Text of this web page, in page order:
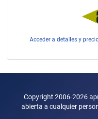
Acceder a detalles y
Copyright 2006-2026
abierta a cualquier